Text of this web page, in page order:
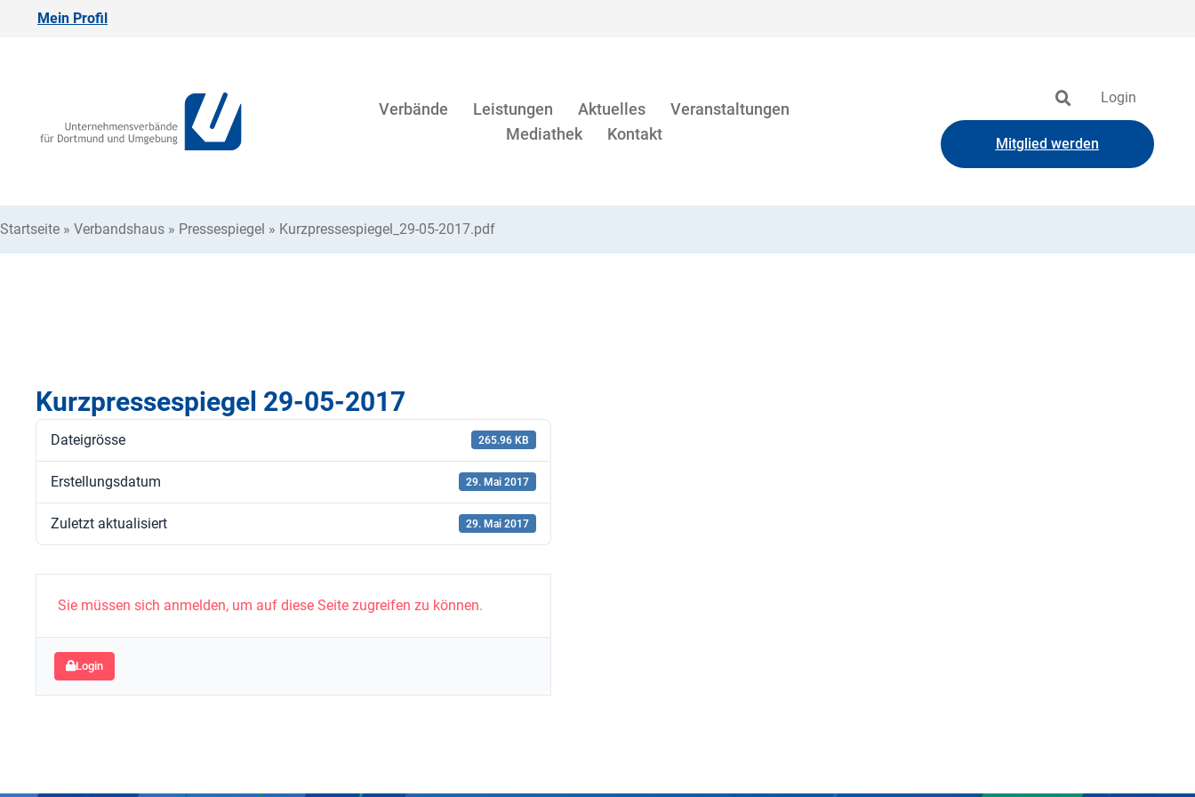
Mein Profil
Verbände Leistungen Aktuelles
Veranstaltungen
Mediathek
Kontakt
Login
Mitglied werden
Startseite » Verbandshaus » Pressespiegel » Kurzpressespiegel_29-05-2017.pdf
Kurzpressespiegel 29-05-2017
Dateigrösse 265.96 KB
Erstellungsdatum 29. Mai 2017
Zuletzt aktualisiert 29. Mai 2017
Sie müssen sich anmelden, um auf diese Seite zugreifen zu können.
Login